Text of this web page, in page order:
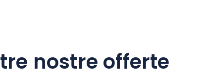
nostre offerte